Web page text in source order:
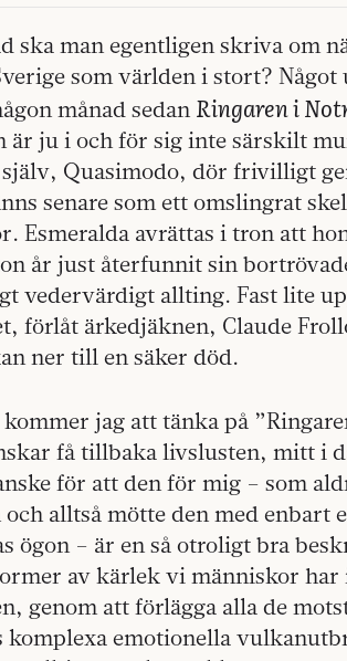
ska man egentligen skriva om
som världen i stort?
månad sedan Ringaren i
är ju i och för sig inte särskilt
Quasimodo, dör frivilligt
senare som ett omslingrat
Esmeralda avrättas i tron att
år just återfunnit sin
vedervärdigt allting. Fast lite
förlåt ärkedjäknen, Claude
ner till en säker död.
jag att tänka på
få tillbaka livslusten, mitt i
för att den för mig – som
alltså mötte den med enbart
ögon – är en så otroligt bra
av kärlek vi människor har
genom att förlägga alla de
komplexa emotionella